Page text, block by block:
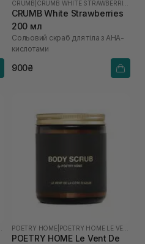
CRUMB
CRUMB White Strawberries
200 мл
Сольовий скраб для тіла з AHA-
кислотами
900₴
POETRY HOME
POETRY HOME Le Vent De